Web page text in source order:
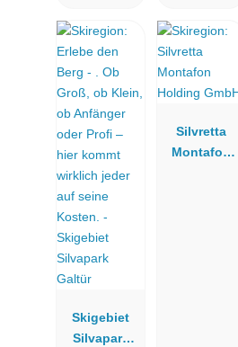
Skigebiet
Silvapark
Silvretta
Montafon